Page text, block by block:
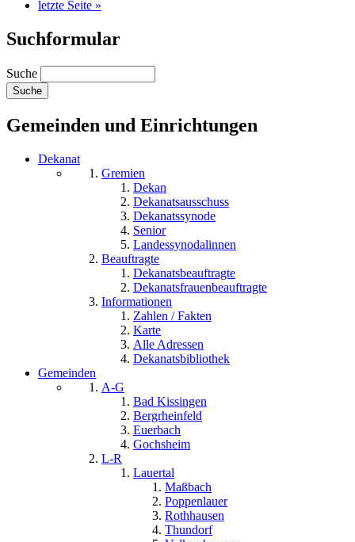
letzte Seite »
Suchformular
Suche
Gemeinden und Einrichtungen
Dekanat
Gremien
Dekan
Dekanatsausschuss
Dekanatssynode
Senior
Landessynodalinnen
Beauftragte
Dekanatsbeauftragte
Dekanatsfrauenbeauftragte
Informationen
Zahlen / Fakten
Karte
Alle Adressen
Dekanatsbibliothek
Gemeinden
A-G
Bad Kissingen
Bergrheinfeld
Euerbach
Gochsheim
L-R
Lauertal
Maßbach
Poppenlauer
Rothhausen
Thundorf